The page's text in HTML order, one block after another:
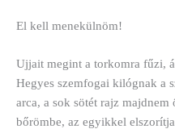
El kell menekülnöm!
Ujjait megint a torkomra fűzi,
Hegyes szemfogai kilógnak a
arca, a sok sötét rajz majdnem
bőrömbe, az egyikkel